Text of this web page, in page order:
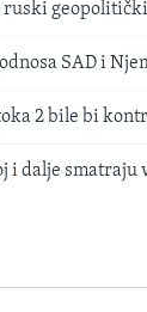
ruski
SAD i
2 bile bi
i dalje